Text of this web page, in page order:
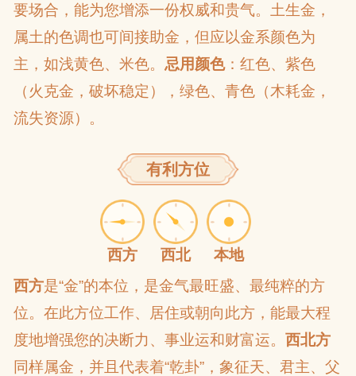
要场合，能为您增添一份权威和贵气。土生金，
属土的色调也可间接助金，但应以金系颜色为
主，如浅黄色、米色。 忌用颜色：红色、紫色
（火克金，破坏稳定），绿色、青色（木耗金，
流失资源）。
有利方位
西方 西北
本地
西方是“金”的本位，是金气最旺盛、最纯粹的方
位。在此方位工作、居住或朝向此方，能最大程
度地增强您的决断力、事业运和财富运。 西北方
同样属金，并且代表着“乾卦”，象征天、君主、父